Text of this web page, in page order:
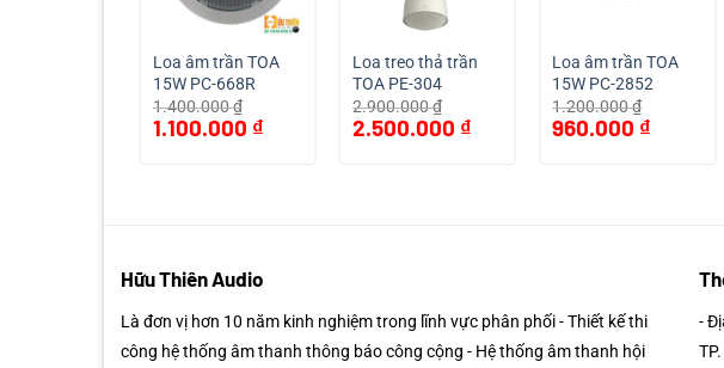
Loa âm trần TOA
15W PC-668R
1.400.000₫
Giá
gốc
1.100.000 ₫Giá
hiện
Loa treo thả trần
TOA PE-304
2.900.000₫
Giá
gốc
2.500.000 ₫
Loa âm trần TOA
15W PC-2852
1.200.000₫
Giá
gốc
960.000 ₫
Hữu Thiên Audio
Là đơn vị hơn 10 năm kinh nghiệm trong lĩnh vực phân phối - Thiết kế thi
công hệ thống âm thanh thông báo công cộng - Hệ thống âm thanh hội
-